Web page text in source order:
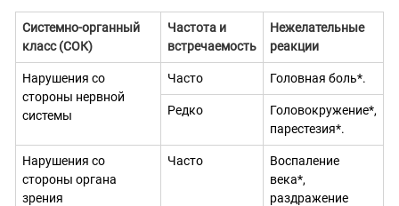
Системно-органный
класс (СОК)
Частота и
встречаемость
Нежелательные
реакции
Нарушения со
стороны нервной
системы
Часто Головная боль*.
Редко
Головокружение*,
парестезия*.
Нарушения со
стороны органа
зрения
Часто
Воспаление
века*,
раздражение